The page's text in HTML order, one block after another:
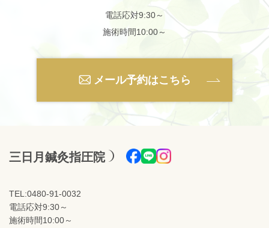
電話応対9:30～
施術時間10:00～
メール予約はこちら
三日月鍼灸指圧院
TEL:0480-91-0032
電話応対9:30～
施術時間10:00～